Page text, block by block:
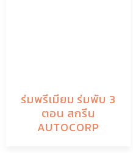
ร่มพรีเมียม ร่มพับ 3
ตอน สกรีน
AUTOCORP